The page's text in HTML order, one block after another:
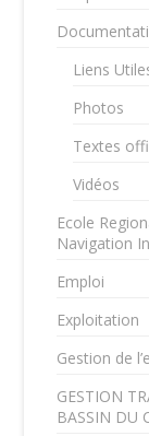
Liens
Photos
Textes
Vidéos
Ecole
Navigation
Emploi
Exploitation
Gestion de
GESTION
BASSIN DU